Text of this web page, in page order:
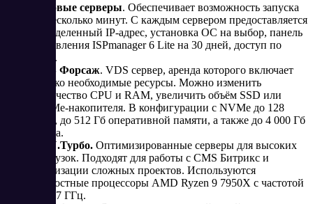
Готовые серверы. Обеспечивает возможность запуска
за несколько минут. С каждым сервером предоставляется
1 выделенный IP-адрес, установка ОС на выбор, панель
управления ISPmanager 6 Lite на 30 дней, доступ по
SSH.
VDS Форсаж. VDS сервер, аренда которого включает
только необходимые ресурсы. Можно изменить
количество CPU и RAM, увеличить объём SSD или
NVMe-накопителя. В конфигурации с NVMe до 128
ядер, до 512 Гб оперативной памяти, а также до 4 000 Гб
диска.
CPU.Турбо. Оптимизированные серверы для высоких
нагрузок. Подходят для работы с CMS Битрикс и
реализации сложных проектов. Используются
скоростные процессоры AMD Ryzen 9 7950X с частотой
до 5,7 ГГц.